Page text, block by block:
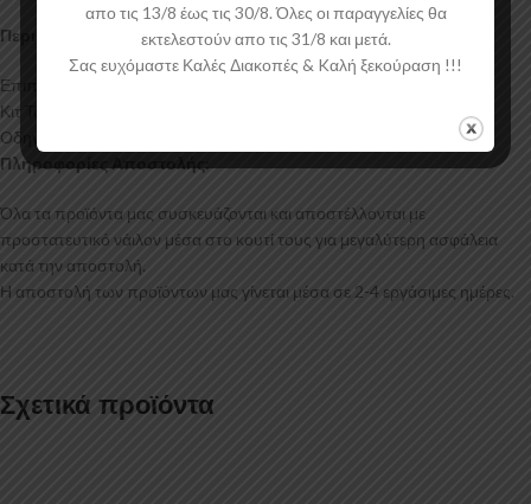
Περιεχόμενα Συσκευασίας:
Επιπρόσθετα Μαρσπιέ Mercedes Vito Long W447
Κιτ Τοποθέτησης
Οδηγίες Τοποθέτησης
Πληροφορίες Αποστολής:
Όλα τα προϊόντα μας συσκευάζονται και αποστέλλονται με
προστατευτικό νάιλον μέσα στο κουτί τους για μεγαλύτερη ασφάλεια
κατά την αποστολή.
Η αποστολή των προϊόντων μας γίνεται μέσα σε 2-4 εργάσιμες ημέρες.
Σχετικά προϊόντα
απο τις 13/8 έως τις 30/8. Όλες οι παραγγελίες θα
εκτελεστούν απο τις 31/8 και μετά.
Σας ευχόμαστε Καλές Διακοπές & Kαλή ξεκούραση !!!